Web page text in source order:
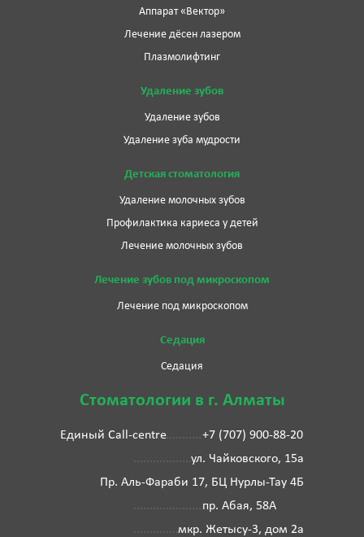
Аппарат «Вектор»
Лечение дёсен лазером
Плазмолифтинг
Удаление зубов
Удаление зубов
Удаление зуба мудрости
Детская стоматология
Удаление молочных зубов
Профилактика кариеса у детей
Лечение молочных зубов
Лечение зубов под микроскопом
Лечение под микроскопом
Седация
Седация
Стоматологии в г. Алматы
Единый Call-centre
+7 (707) 900-88-20
ул. Чайковского, 15а
Пр. Аль-Фараби 17, БЦ Нурлы-Тау 4Б
пр. Абая, 58А
мкр. Жетысу-3, дом 2а